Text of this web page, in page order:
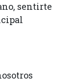
sentirte